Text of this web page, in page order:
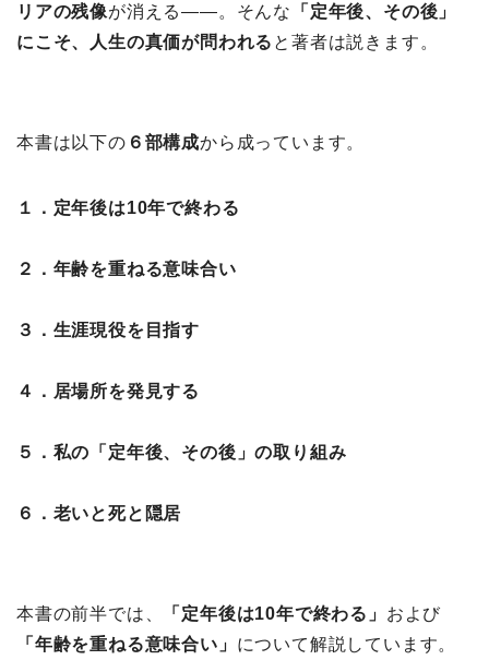
リアの残像が消える――。そんな
「定年後、その後」
にこそ、人生の真価が問われる と著者は説きます。
本書は以下の ６部構成から成っています。
１．定年後は10年で終わる
２．年齢を重ねる意味合い
３．生涯現役を目指す
４．居場所を発見する
５．私の「定年後、その後」の取り組み
６．老いと死と隠居
本書の前半では、 「定年後は10年で終わる」 および
「年齢を重ねる意味合い」 について解説しています。